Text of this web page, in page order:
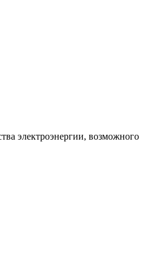
электроэнергии, возможного